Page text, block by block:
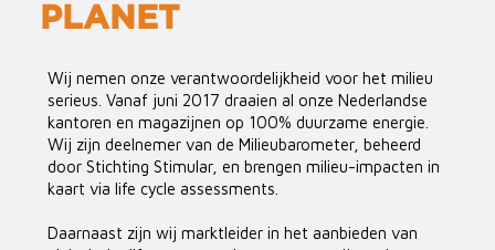
PLANET
Wij nemen onze verantwoordelijkheid voor het milieu
serieus. Vanaf juni 2017 draaien al onze Nederlandse
kantoren en magazijnen op 100% duurzame energie.
Wij zijn deelnemer van de Milieubarometer, beheerd
door Stichting Stimular, en brengen milieu-impacten in
kaart via life cycle assessments.
Daarnaast zijn wij marktleider in het aanbieden van